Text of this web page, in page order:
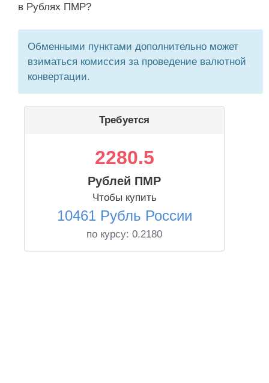
в Рублях ПМР?
Обменными пунктами дополнительно может
взиматься комиссия за проведение валютной
конвертации.
Требуется
2280.5
Рублей ПМР
Чтобы купить
10461 Рубль России
по курсу: 0.2180